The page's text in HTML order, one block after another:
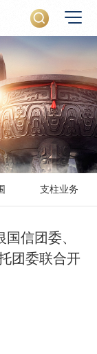
支柱业务
信团委、
团委联合开